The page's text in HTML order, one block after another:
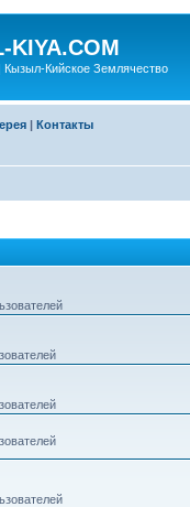
KIYA.COM
Кийское Землячество
| Контакты